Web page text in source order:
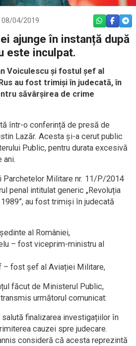
08/04/2019 WHATSAPP
ajunge în instanță după
este inculpat.
Voiculescu și fostul șef al
au fost trimiși în judecată, în
săvârșirea de crime
într-o conferință de presă de
Lazăr. Acesta și-a cerut public
Public, pentru durata excesivă
ani.
Parchetelor Militare nr. 11/P/2014
penal intitulat generic „Revoluția
au fost trimiși în judecată
al României,
– fost viceprim-ministru al
– fost șef al Aviației Militare,
făcut de Ministerul Public,
următorul comunicat:
finalizarea investigațiilor în
cauzei spre judecare.
consideră că acesta reprezintă